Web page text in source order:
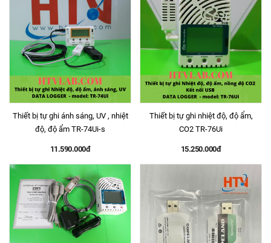
Thiết bị tự ghi ánh sáng, UV , nhiệt
độ, độ ẩm TR-74Ui-s
11.590.000đ
Thiết bị tự ghi nhiệt độ, độ ẩm,
CO2 TR-76Ui
15.250.000đ